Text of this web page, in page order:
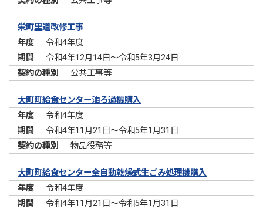
栄町里道改修工事
令和4年度
令和4年12月14日～令和5年3月24日
公共工事等
大町町給食センター油ろ過機購入
令和4年度
令和4年11月21日～令和5年1月31日
物品役務等
大町町給食センター全自動乾燥式生ごみ処理機購入
令和4年度
令和4年11月21日～令和5年1月31日